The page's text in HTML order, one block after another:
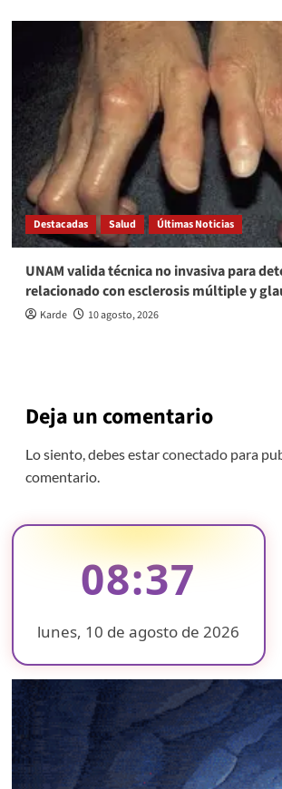
Destacadas Salud Últimas Noticias
UNAM valida técnica no invasiva para
relacionado con esclerosis múltiple y
Karde 10 agosto, 2026
Deja un comentario
Lo siento, debes estarconectadopara
comentario.
08:37
lunes, 10 de agosto de 2026
❄
❄ ❄
❄